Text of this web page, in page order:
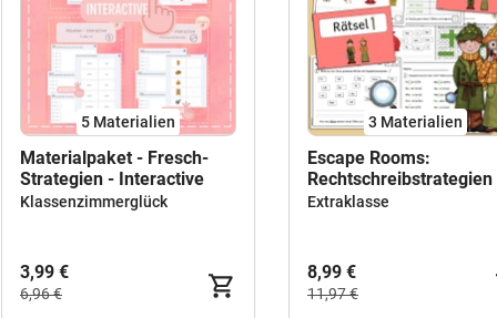
5 Materialien
Materialpaket - Fresch-
Strategien - Interactive
Klassenzimmerglück
3,99 €
6,96 €
3 Materialien
Escape Rooms:
Rechtschreibstrategien
Sparpaket (Klasse 3)
Extraklasse
8,99 €
11,97 €